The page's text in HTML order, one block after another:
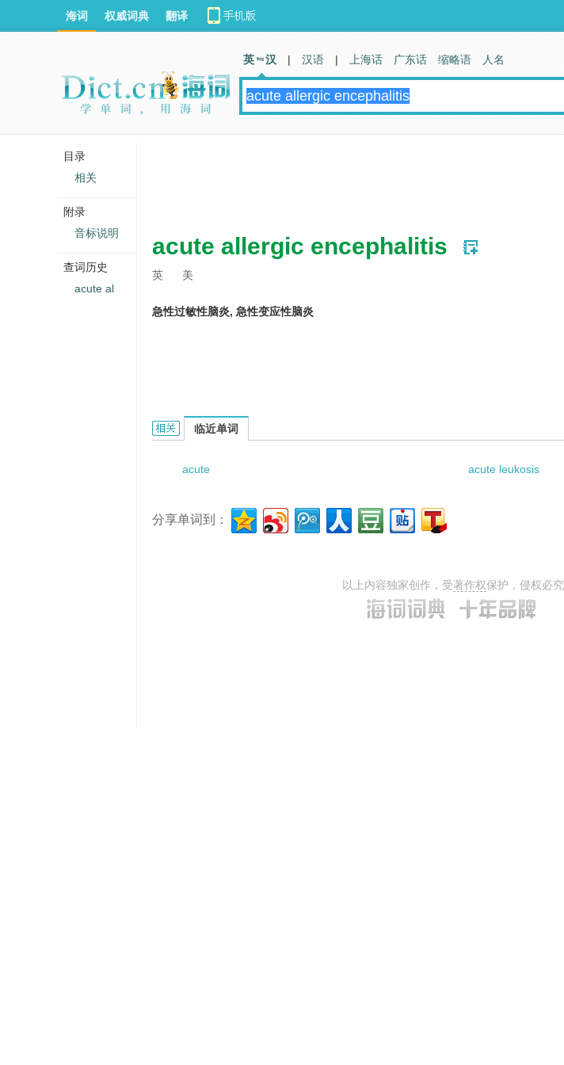
acute allergic encephalitis
英 美
急性过敏性脑炎, 急性变应性脑炎
acute allergic encephalitis的相关资料：
临近单词
acute acute leukosis
分享单词到：
以上内容独家创作，受著作权保护，侵权必究
海词 权威词典 翻译
英 汉 | 汉语 | 上海话 广东话 缩略语 人名
目录
相关
附录
音标说明
查词历史
acute al